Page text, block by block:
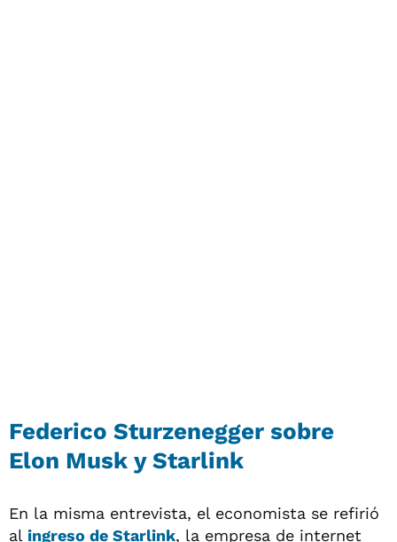
Federico Sturzenegger sobre
Elon Musk y Starlink
En la misma entrevista, el economista se refirió
al ingreso de Starlink, la empresa de internet